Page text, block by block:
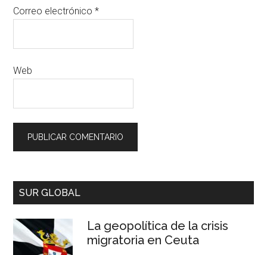
Correo electrónico*
Web
SUR GLOBAL
La geopolítica de la crisis
migratoria en Ceuta